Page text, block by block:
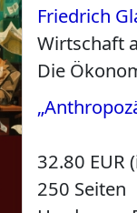
Friedrich
Wirtschaft
Die
32.80 EUR
250 Seiten